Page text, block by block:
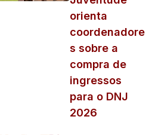
orienta
coordenadore
s sobre a
compra de
ingressos
para o DNJ
2026